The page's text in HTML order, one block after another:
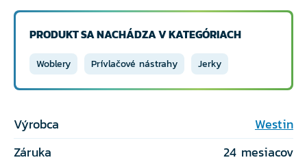
PRODUKT SA NACHÁDZA V KATEGÓRIACH
Woblery Prívlačové nástrahy Jerky
Výrobca
Westin
Záruka
24 mesiacov